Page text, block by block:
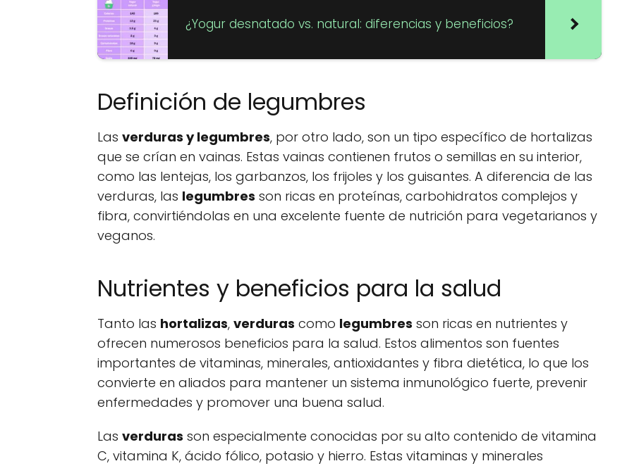
¿Yogur desnatado vs. natural: diferencias y beneficios?
Definición de legumbres
Las verduras y legumbres, por otro lado, son un tipo específico de hortalizas
que se crían en vainas. Estas vainas contienen frutos o semillas en su interior,
como las lentejas, los garbanzos, los frijoles y los guisantes. A diferencia de las
verduras, las legumbres son ricas en proteínas, carbohidratos complejos y
fibra, convirtiéndolas en una excelente fuente de nutrición para vegetarianos y
veganos.
Nutrientes y beneficios para la salud
Tanto las hortalizas, verduras como legumbres son ricas en nutrientes y
ofrecen numerosos beneficios para la salud. Estos alimentos son fuentes
importantes de vitaminas, minerales, antioxidantes y fibra dietética, lo que los
convierte en aliados para mantener un sistema inmunológico fuerte, prevenir
enfermedades y promover una buena salud.
Las verduras son especialmente conocidas por su alto contenido de vitamina
C, vitamina K, ácido fólico, potasio y hierro. Estas vitaminas y minerales